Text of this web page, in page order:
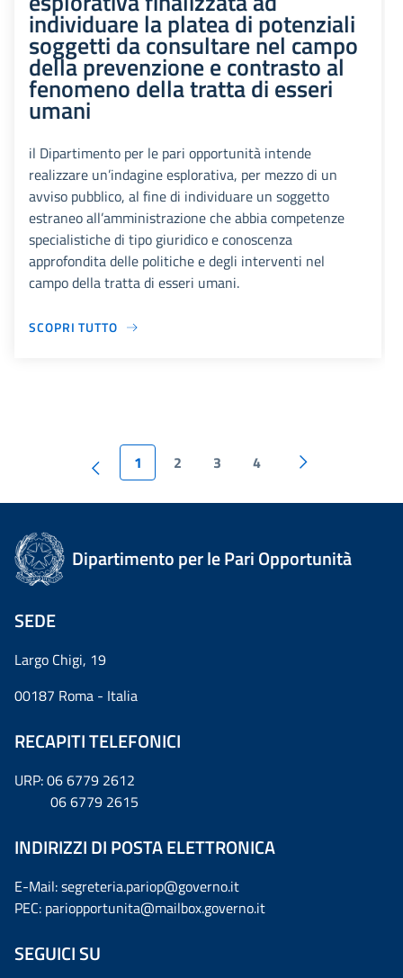
individuare la platea di potenziali
soggetti da consultare nel campo
della prevenzione e contrasto al
fenomeno della tratta di esseri
umani
il Dipartimento per le pari opportunità intende
realizzare un’indagine esplorativa, per mezzo di un
avviso pubblico, al fine di individuare un soggetto
estraneo all’amministrazione che abbia competenze
specialistiche di tipo giuridico e conoscenza
approfondita delle politiche e degli interventi nel
campo della tratta di esseri umani.
SCOPRI TUTTO
1 2 3 4
Dipartimento per le Pari Opportunità
SEDE
Largo Chigi, 19
00187 Roma - Italia
RECAPITI TELEFONICI
URP: 06 6779 2612
06 6779 2615
INDIRIZZI DI POSTA ELETTRONICA
E-Mail: segreteria.pariop@governo.it
PEC: pariopportunita@mailbox.governo.it
SEGUICI SU